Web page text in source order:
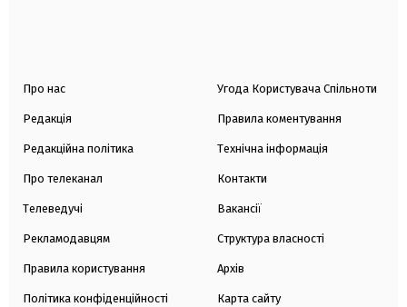
Про нас
Редакція
Редакційна політика
Про телеканал
Телеведучі
Рекламодавцям
Правила користування
Політика конфіденційності
Угода Користувача Спільноти
Правила коментування
Технічна інформація
Контакти
Вакансії
Структура власності
Архів
Карта сайту